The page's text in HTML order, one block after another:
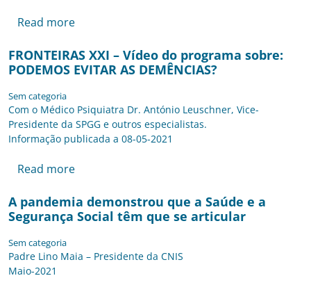
Read more
FRONTEIRAS XXI – Vídeo do programa sobre:
PODEMOS EVITAR AS DEMÊNCIAS?
Sem categoria
Com o Médico Psiquiatra Dr. António Leuschner, Vice-
Presidente da SPGG e outros especialistas.
Informação publicada a 08-05-2021
Read more
A pandemia demonstrou que a Saúde e a
Segurança Social têm que se articular
Sem categoria
Padre Lino Maia – Presidente da CNIS
Maio-2021